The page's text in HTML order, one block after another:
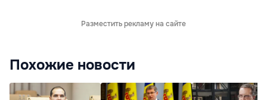
Разместить рекламу на сайте
Похожие новости